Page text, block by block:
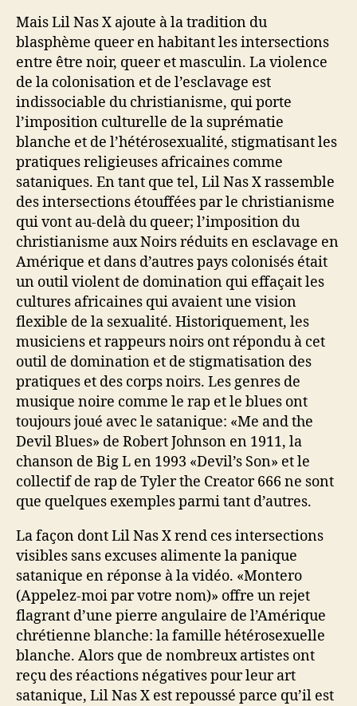
Mais Lil Nas X ajoute à la tradition du
blasphème queer en habitant les intersections
entre être noir, queer et masculin. La violence
de la colonisation et de l’esclavage est
indissociable du christianisme, qui porte
l’imposition culturelle de la suprématie
blanche et de l’hétérosexualité, stigmatisant les
pratiques religieuses africaines comme
sataniques. En tant que tel, Lil Nas X rassemble
des intersections étouffées par le christianisme
qui vont au-delà du queer; l’imposition du
christianisme aux Noirs réduits en esclavage en
Amérique et dans d’autres pays colonisés était
un outil violent de domination qui effaçait les
cultures africaines qui avaient une vision
flexible de la sexualité. Historiquement, les
musiciens et rappeurs noirs ont répondu à cet
outil de domination et de stigmatisation des
pratiques et des corps noirs. Les genres de
musique noire comme le rap et le blues ont
toujours joué avec le satanique: «Me and the
Devil Blues» de Robert Johnson en 1911, la
chanson de Big L en 1993 «Devil’s Son» et le
collectif de rap de Tyler the Creator 666 ne sont
que quelques exemples parmi tant d’autres.
La façon dont Lil Nas X rend ces intersections
visibles sans excuses alimente la panique
satanique en réponse à la vidéo. «Montero
(Appelez-moi par votre nom)» offre un rejet
flagrant d’une pierre angulaire de l’Amérique
chrétienne blanche: la famille hétérosexuelle
blanche. Alors que de nombreux artistes ont
reçu des réactions négatives pour leur art
satanique, Lil Nas X est repoussé parce qu’il est